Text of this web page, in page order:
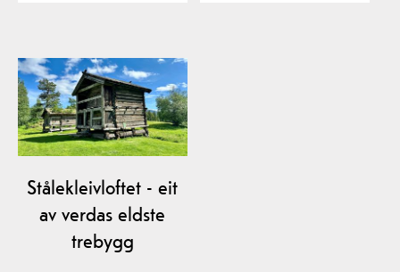
Stålekleivloftet - eit
av verdas eldste
trebygg